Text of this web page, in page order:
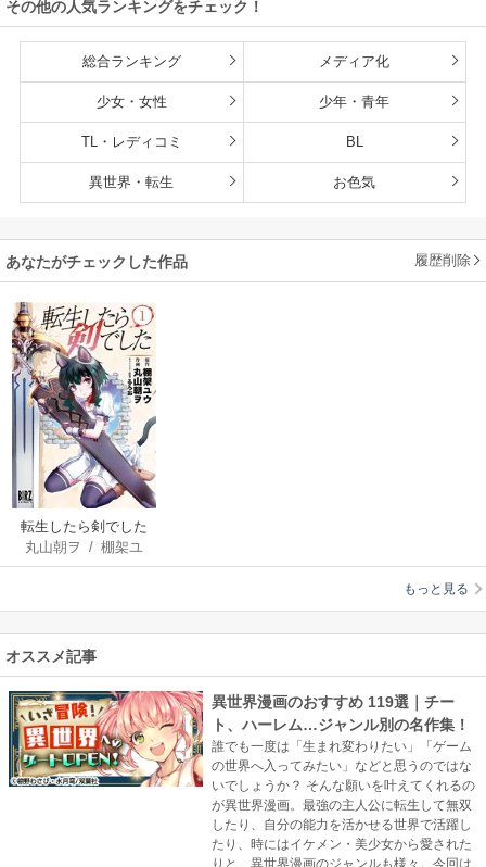
その他の人気ランキングをチェック！
総合ランキング メディア化
少女・女性 少年・青年
TL・レディコミ BL
異世界・転生 お色気
あなたがチェックした作品 履歴削除
転生したら剣でした
丸山朝ヲ /棚架ユ
ウ/るろお
もっと見る
オススメ記事
異世界漫画のおすすめ 119選｜チー
ト、ハーレム…ジャンル別の名作集！
誰でも一度は「生まれ変わりたい」「ゲーム
の世界へ入ってみたい」などと思うのではな
いでしょうか？ そんな願いを叶えてくれるの
が異世界漫画。最強の主人公に転生して無双
したり、自分の能力を活かせる世界で活躍し
たり、時にはイケメン・美少女から愛された
りと、異世界漫画のジャンルも様々。今回は